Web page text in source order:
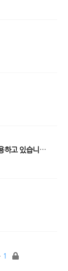
KT 일반전화를 KT 휴대폰으로 착신시켜서 사용하고 있습니다.
1